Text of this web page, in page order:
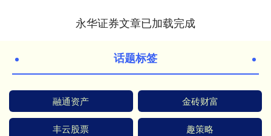
永华证券文章已加载完成
话题标签
融通资产 金砖财富
丰云股票 趣策略